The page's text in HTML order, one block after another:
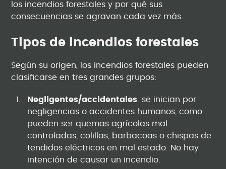
los incendios forestales y por qué sus
consecuencias se agravan cada vez más.
Tipos de incendios forestales
Según su origen, los incendios forestales pueden
clasificarse en tres grandes grupos:
Negligentes/accidentales . se inician por
negligencias o accidentes humanos, como
pueden ser quemas agrícolas mal
controladas, colillas, barbacoas o chispas de
tendidos eléctricos en mal estado. No hay
intención de causar un incendio.